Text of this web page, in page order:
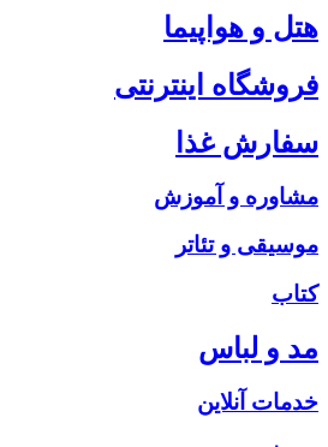
هتل و هواپیما
فروشگاه اینترنتی
سفارش غذا
مشاوره و آموزش
موسیقی و تئاتر
کتاب
مد و لباس
خدمات آنلاین